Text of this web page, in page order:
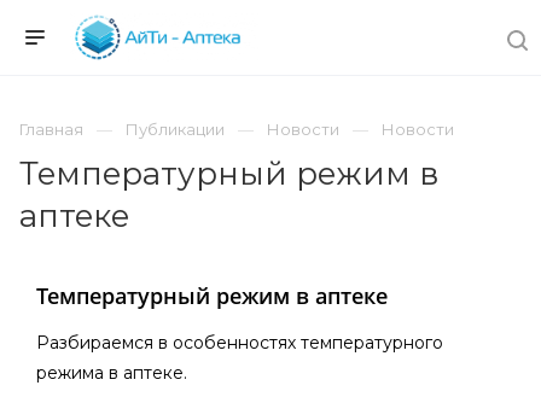
Главная Публикации Новости Новости
Температурный режим в
аптеке
Температурный режим в аптеке
Разбираемся в особенностях температурного
режима в аптеке.